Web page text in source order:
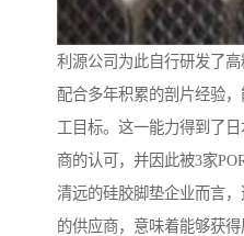
利源公司为此自行研发了高
配合多年积累的剖片经验
工目标。这一能力得到了
商的认可，并因此被3家
清远的硅胶脚垫企业而言
的供应商，意味着能够获